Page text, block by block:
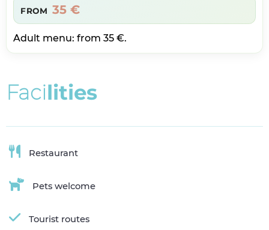
FROM 35 €
Adult menu: from 35 €.
Facilities
Restaurant
Pets welcome
Tourist routes